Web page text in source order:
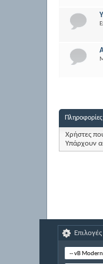
Χρήστες
Υπάρχουν